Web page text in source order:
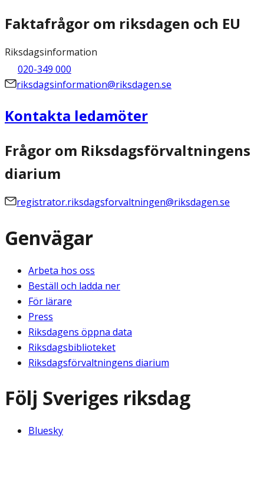
Faktafrågor om riksdagen och EU
Riksdagsinformation
020-349 000
riksdagsinformation@riksdagen.se
Kontakta ledamöter
Frågor om Riksdagsförvaltningens
diarium
registrator.riksdagsforvaltningen@riksdagen.se
Genvägar
Arbeta hos oss
Beställ och ladda ner
För lärare
Press
Riksdagens öppna data
Riksdagsbiblioteket
Riksdagsförvaltningens diarium
Följ Sveriges riksdag
Bluesky